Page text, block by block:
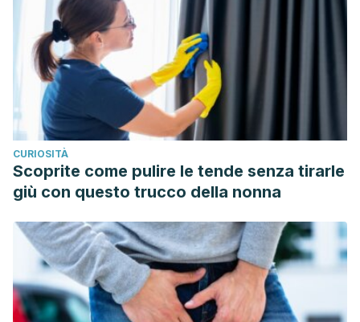
CURIOSITÀ
Scoprite come pulire le tende senza tirarle
giù con questo trucco della nonna